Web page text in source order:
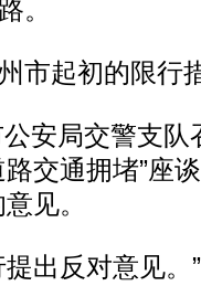
。
起初的限行
局交警支队
交通拥堵”座
见。
反对意见。